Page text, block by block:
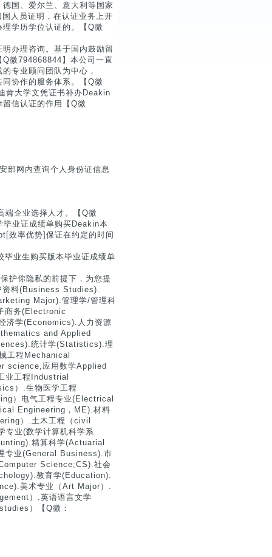
国、爱尔兰、意大利等国家
人员证明，在认证业务上开
学历学位认证的。【Q微
办理咨询。基于国内鼓励留
微794868844】本公司一直
专业顾问团队为中心，
协作的服务体系。【Q微
肯大学文凭证书补办Deakin
信认证的作用【Q微
部网内查询个人身份证信息
端企业选择人才。【Q微
业证成绩单购买Deakin本
效率优势]保证在约定的时间
业生购买版本毕业证成绩单
护你隐私的前提下，为您提
资料(Business Studies).
Major).管理学/管理科
商务(Electronic
济学(Economics).人力资源
and Applied
统计学(Statistics).理
工程Mechanical
science,应用数学Applied
业工程Industrial
）.生物医学工程
）电气工程专业(Electrical
Engineering，ME).材料
）.土木工程（civil
业(数学计算机科学系
精算科学(Actuarial
专业(General Business).市
Science;CS).社会
教育学(Education).
美术专业（Art Major）.
）.英语语言文学
）【Q微：